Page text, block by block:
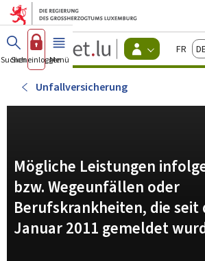
Zum Hauptmenü
Zum Inhalt
Guichet.lu
Changer
d'espace
bürger
Français
Suchen
Sich einloggen
Menü Haupt-
Unfallversicherung
Mögliche Leistungen
bzw. Wegeunfällen oder
Berufskrankheiten, die seit
Januar 2011 gemeldet